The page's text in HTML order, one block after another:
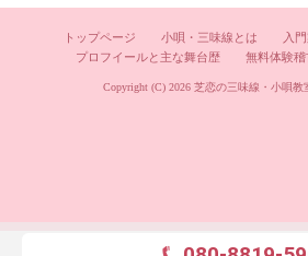
の
トップページ 小唄・三味線とは 入
プロフイールと主な舞台歴
無料体験稽
Copyright (C) 2026 芝恋の三味線・小唄教